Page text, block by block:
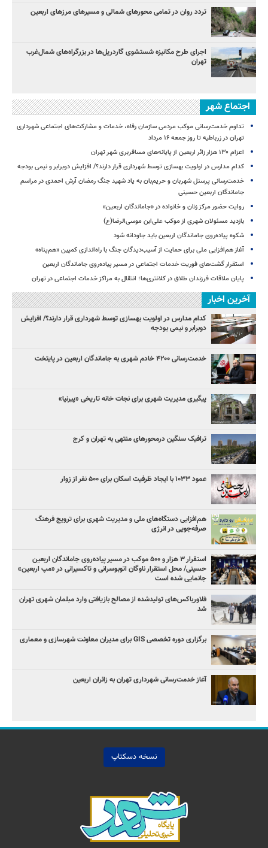
تردد روان در تمامی محورهای شمالی و مسیرهای مرزهای اربعین
اجرای طرح مکانیزه شستشوی گاردریل‌ها در بزرگراه‌های شمال‌غرب
تهران
اجتماع شهر
تداوم خدمت‌رسانی موکب مردمی سازمان رفاه، خدمات و مشارکت‌های اجتماعی شهرداری
تهران در زرباطیه تا روز جمعه ۱۶ مرداد
اعزام ۱۳۰ هزار زائر اربعین از پایانه‌های مسافربری شهر تهران
کدام مدارس در اولویت بهسازی توسط شهرداری قرار دارند؟/ افزایش دوبرابر و نیمی بودجه
خدمت‌رسانی پرسنل شهربان و حریم‌بان به یاد شهید جنگ رمضان آرش احمدی در مراسم
جاماندگان اربعین حسینی
روایت حضور مرکز زنان و خانواده در «جاماندگان اربعین»
بازدید مسئولان شهری از موکب علی‌ابن موسی‌الرضا(ع)
شکوه پیاده‌روی جاماندگان اربعین باید جاودانه شود
آغاز هم‌افزایی ملی برای حمایت از آسیب‌دیدگان جنگ با راه‌اندازی کمپین «هم‌پناه»
استقرار گشت‌های فوریت خدمات اجتماعی در مسیر پیاده‌روی جاماندگان اربعین
پایان ملاقات فرزندان طلاق در کلانتری‌ها؛ انتقال به مراکز خدمات اجتماعی در تهران
آخرین اخبار
کدام مدارس در اولویت بهسازی توسط شهرداری قرار دارند؟/ افزایش
دوبرابر و نیمی بودجه
خدمت‌رسانی ۴۲۰۰ خادم شهری به جاماندگان اربعین در پایتخت
پیگیری مدیریت شهری برای نجات خانه تاریخی «پیرنیا»
ترافیک سنگین درمحورهای منتهی به تهران و کرج
عمود ۱۰۳۳ با ایجاد ظرفیت اسکان برای ۵۰۰ نفر از زوار
هم‌افزایی دستگاه‌های ملی و مدیریت شهری برای ترویج فرهنگ
صرفه‌جویی در انرژی
استقرار ۳ هزار و ۵۰۰ موکب در مسیر پیاده‌روی جاماندگان اربعین
حسینی/ محل استقرار ناوگان اتوبوسرانی و تاکسیرانی در «مپ اربعین»
جانمایی شده است
فلاورباکس‌های تولیدشده از مصالح بازیافتی وارد مبلمان شهری تهران
شد
برگزاری دوره تخصصی GIS برای مدیران معاونت شهرسازی و معماری
آغاز خدمت‌رسانی شهرداری تهران به زائران اربعین
نسخه دسکتاپ